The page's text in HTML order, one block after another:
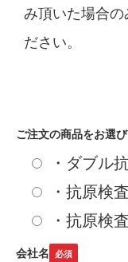
み頂いた場合の
ださい。
ご注文の商品をお選び
・ダブル
・抗原検
・抗原検
会社名